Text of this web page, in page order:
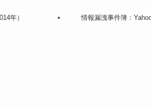
年） 情報漏洩事件簿：